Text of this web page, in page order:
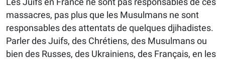
massacres, pas plus que les Musulmans ne sont
responsables des attentats de quelques djihadistes.
Parler des Juifs, des Chrétiens, des Musulmans ou
bien des Russes, des Ukrainiens, des Français, en les